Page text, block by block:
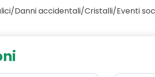
Danni accidentali/Cristalli/Eventi